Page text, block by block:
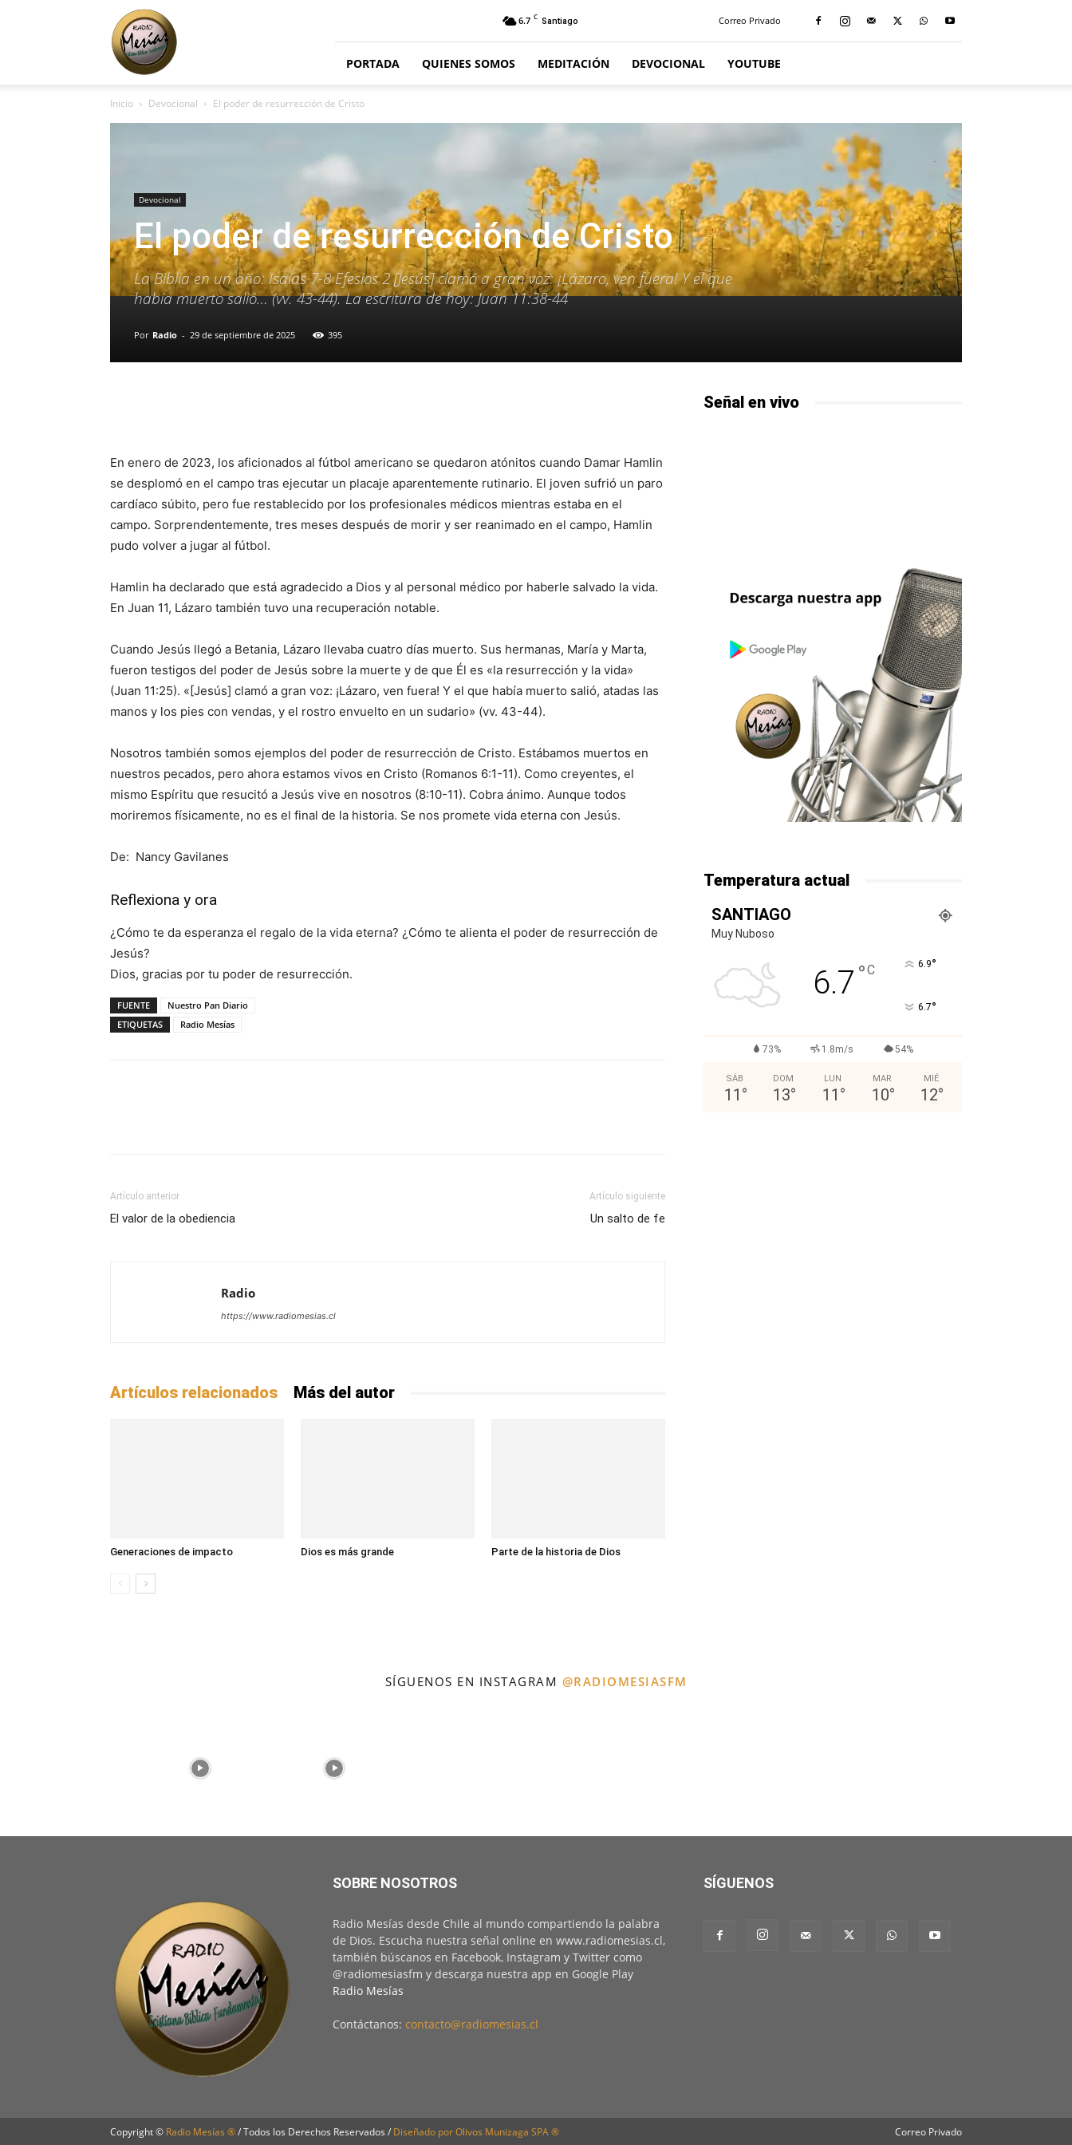
Radio
Mesías
6.7 C Santiago Correo Privado
PORTADA QUIENES SOMOS MEDITACIÓN DEVOCIONAL YOUTUBE
Inicio Devocional El poder de resurrección de Cristo
Devocional
El poder de resurrección de Cristo
La Biblia en un año: Isaías 7-8 Efesios 2 [Jesús] clamó a gran voz: ¡Lázaro, ven fuera! Y el que
había muerto salió… (vv. 43-44). La escritura de hoy: Juan 11:38-44
Por Radio - 29 de septiembre de 2025 395
En enero de 2023, los aficionados al fútbol americano se quedaron atónitos cuando Damar Hamlin
se desplomó en el campo tras ejecutar un placaje aparentemente rutinario. El joven sufrió un paro
cardíaco súbito, pero fue restablecido por los profesionales médicos mientras estaba en el
campo. Sorprendentemente, tres meses después de morir y ser reanimado en el campo, Hamlin
pudo volver a jugar al fútbol.
Hamlin ha declarado que está agradecido a Dios y al personal médico por haberle salvado la vida.
En Juan 11, Lázaro también tuvo una recuperación notable.
Cuando Jesús llegó a Betania, Lázaro llevaba cuatro días muerto. Sus hermanas, María y Marta,
fueron testigos del poder de Jesús sobre la muerte y de que Él es «la resurrección y la vida»
(Juan 11:25). «[Jesús] clamó a gran voz: ¡Lázaro, ven fuera! Y el que había muerto salió, atadas las
manos y los pies con vendas, y el rostro envuelto en un sudario» (vv. 43-44).
Nosotros también somos ejemplos del poder de resurrección de Cristo. Estábamos muertos en
nuestros pecados, pero ahora estamos vivos en Cristo (Romanos 6:1-11). Como creyentes, el
mismo Espíritu que resucitó a Jesús vive en nosotros (8:10-11). Cobra ánimo. Aunque todos
moriremos físicamente, no es el final de la historia. Se nos promete vida eterna con Jesús.
De: Nancy Gavilanes
Reflexiona y ora
¿Cómo te da esperanza el regalo de la vida eterna? ¿Cómo te alienta el poder de resurrección de
Jesús?
Dios, gracias por tu poder de resurrección.
FUENTE
Nuestro Pan Diario
ETIQUETAS
Radio Mesías
Artículo anterior
El valor de la obediencia
Artículo siguiente
Un salto de fe
Radio
https://www.radiomesias.cl
Artículos relacionados Más del autor
Generaciones de impacto Dios es más grande Parte de la historia de Dios
Señal en vivo
Temperatura actual
SANTIAGO
Muy Nuboso
6.7 °C 6.9°
6.7°
73% 1.8m/s 54%
SÁB
11 °
DOM
13°
LUN
11 °
MAR
10°
MIÉ
12°
SÍGUENOS EN INSTAGRAM @RADIOMESIASFM
SOBRE NOSOTROS
Radio Mesías desde Chile al mundo compartiendo la palabra
de Dios. Escucha nuestra señal online en www.radiomesias.cl,
también búscanos en Facebook, Instagram y Twitter como
@radiomesiasfm y descarga nuestra app en Google Play
Radio Mesías
Contáctanos: contacto@radiomesias.cl
SÍGUENOS
Correo Privado
Copyright © Radio Mesías ®/ Todos los Derechos Reservados / Diseñado por Olivos Munizaga SPA ®